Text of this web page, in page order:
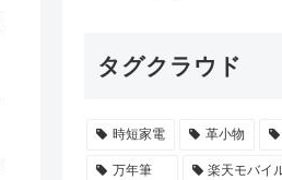
タグクラウド
時短家電 革小物
万年筆 楽天モバイ